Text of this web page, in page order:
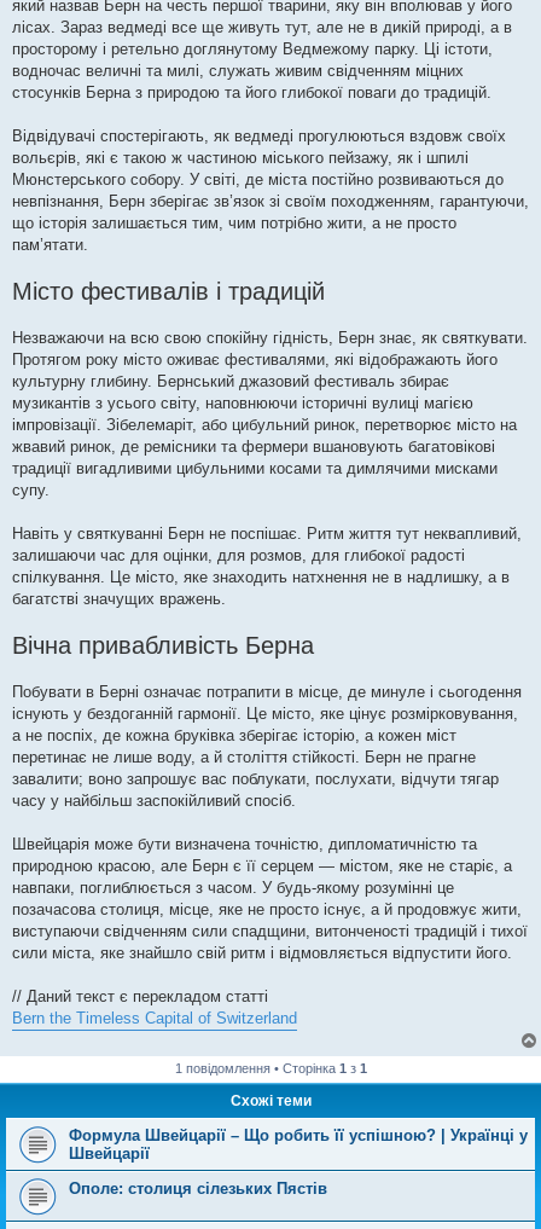
який назвав Берн на честь першої тварини, яку він вполював у його
лісах. Зараз ведмеді все ще живуть тут, але не в дикій природі, а в
просторому і ретельно доглянутому Ведмежому парку. Ці істоти,
водночас величні та милі, служать живим свідченням міцних
стосунків Берна з природою та його глибокої поваги до традицій.
Відвідувачі спостерігають, як ведмеді прогулюються вздовж своїх
вольєрів, які є такою ж частиною міського пейзажу, як і шпилі
Мюнстерського собору. У світі, де міста постійно розвиваються до
невпізнання, Берн зберігає зв’язок зі своїм походженням, гарантуючи,
що історія залишається тим, чим потрібно жити, а не просто
пам’ятати.
Місто фестивалів і традицій
Незважаючи на всю свою спокійну гідність, Берн знає, як святкувати.
Протягом року місто оживає фестивалями, які відображають його
культурну глибину. Бернський джазовий фестиваль збирає
музикантів з усього світу, наповнюючи історичні вулиці магією
імпровізації. Зібелемаріт, або цибульний ринок, перетворює місто на
жвавий ринок, де ремісники та фермери вшановують багатовікові
традиції вигадливими цибульними косами та димлячими мисками
супу.
Навіть у святкуванні Берн не поспішає. Ритм життя тут неквапливий,
залишаючи час для оцінки, для розмов, для глибокої радості
спілкування. Це місто, яке знаходить натхнення не в надлишку, а в
багатстві значущих вражень.
Вічна привабливість Берна
Побувати в Берні означає потрапити в місце, де минуле і сьогодення
існують у бездоганній гармонії. Це місто, яке цінує розмірковування,
а не поспіх, де кожна бруківка зберігає історію, а кожен міст
перетинає не лише воду, а й століття стійкості. Берн не прагне
завалити; воно запрошує вас поблукати, послухати, відчути тягар
часу у найбільш заспокійливий спосіб.
Швейцарія може бути визначена точністю, дипломатичністю та
природною красою, але Берн є її серцем — містом, яке не старіє, а
навпаки, поглиблюється з часом. У будь-якому розумінні це
позачасова столиця, місце, яке не просто існує, а й продовжує жити,
виступаючи свідченням сили спадщини, витонченості традицій і тихої
сили міста, яке знайшло свій ритм і відмовляється відпустити його.
// Даний текст є перекладом статті
Bern the Timeless Capital of Switzerland
1 повідомлення • Сторінка 1з 1
Схожі теми
Формула Швейцарії – Що робить її успішною? | Українці у
Швейцарії
Ополе: столиця сілезьких Пястів